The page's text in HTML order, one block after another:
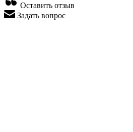
Оставить отзыв
Задать вопрос